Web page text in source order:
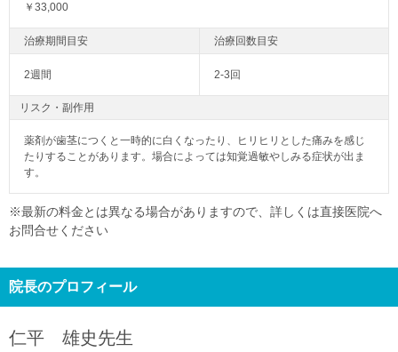
￥33,000
2週間 2-3回
リスク・副作用
薬剤が歯茎につくと一時的に白くなったり、ヒリヒリとした痛みを感じ
たりすることがあります。場合によっては知覚過敏やしみる症状が出ま
す。
※最新の料金とは異なる場合がありますので、詳しくは直接医院へ
お問合せください
院長のプロフィール
仁平 雄史先生